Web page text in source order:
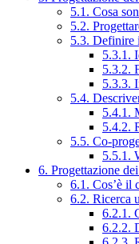
5.1. Cosa
5.2.
5.3. Definire
5.3.1.
5.3.2.
5.3.3.
5.4.
5.4.1.
5.4.2.
5.5. Co-
5.5.1.
6. Progettazione
6.1. Cos’è il
6.2. Ricerca
6.2.1.
6.2.2.